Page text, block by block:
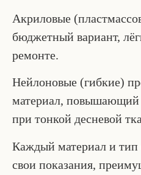
Акриловые
бюджетный вариант,
ремонте.
Нейлоновые (гибкие)
материал, повышающий
при тонкой десневой
Каждый материал и тип
свои показания,